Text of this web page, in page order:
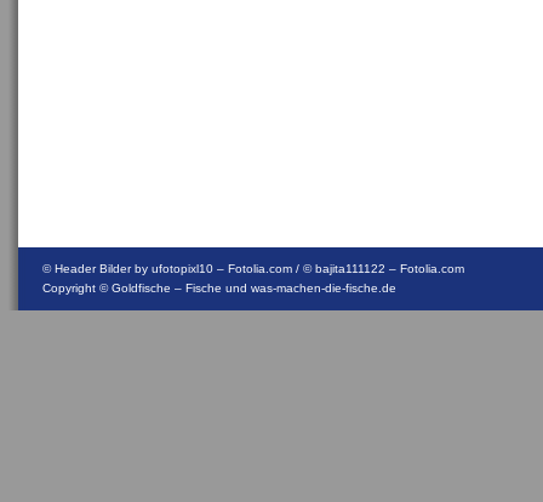
© Header Bilder by ufotopixl10 – Fotolia.com / © bajita111122 – Fotolia.com
Copyright ©Goldfische – Fische und was-machen-die-fische.de